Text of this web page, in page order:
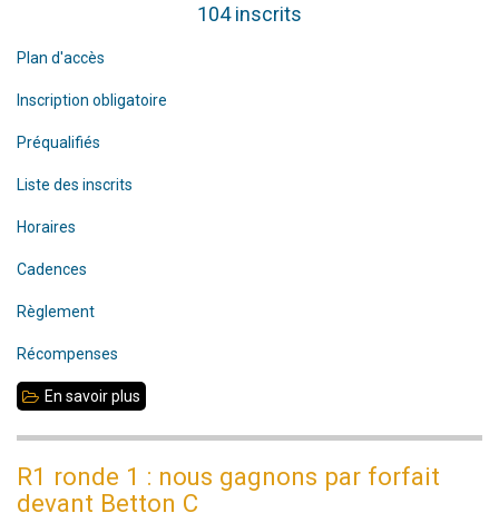
104 inscrits
Plan d'accès
Inscription obligatoire
Préqualifiés
Liste des inscrits
Horaires
Cadences
Règlement
Récompenses
En savoir plus
d’Ille-
R1 ronde 1 : nous gagnons par forfait
devant Betton C